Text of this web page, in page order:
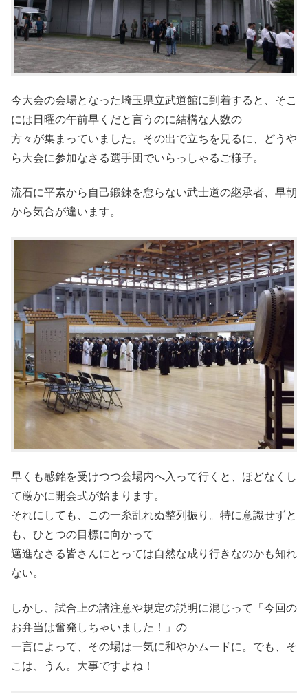
今大会の会場となった埼玉県立武道館に到着すると、そこ
には日曜の午前早くだと言うのに結構な人数の
方々が集まっていました。その出で立ちを見るに、どうや
ら大会に参加なさる選手団でいらっしゃるご様子。
流石に平素から自己鍛錬を怠らない武士道の継承者、早朝
から気合が違います。
早くも感銘を受けつつ会場内へ入って行くと、ほどなくし
て厳かに開会式が始まります。
それにしても、この一糸乱れぬ整列振り。特に意識せずと
も、ひとつの目標に向かって
邁進なさる皆さんにとっては自然な成り行きなのかも知れ
ない。
しかし、試合上の諸注意や規定の説明に混じって「今回の
お弁当は奮発しちゃいました！」の
一言によって、その場は一気に和やかムードに。でも、そ
こは、うん。大事ですよね！